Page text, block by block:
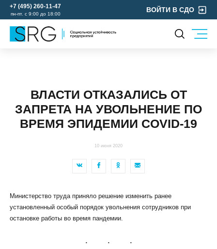
+7 (495) 260-11-47
пн-пт. с 9:00 до 18:00
ВОЙТИ В СДО
Пресс-центр
Реквизиты
Мы в социальных сетях
УЧЕБНЫЙ ЦЕНТР
ЭКОЛОГИЯ
ВЛАСТИ ОТКАЗАЛИСЬ ОТ
ЗАПРЕТА НА УВОЛЬНЕНИЕ ПО
ВРЕМЯ ЭПИДЕМИИ COVID-19
10 июня 2020
Министерство труда приняло решение изменить ранее
установленный особый порядок увольнения сотрудников при
остановке работы во время пандемии.